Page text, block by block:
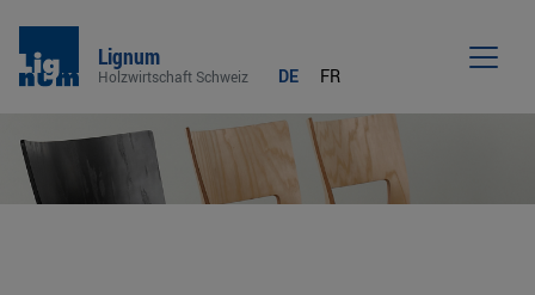
Lignum
Holzwirtschaft Schweiz DE FR